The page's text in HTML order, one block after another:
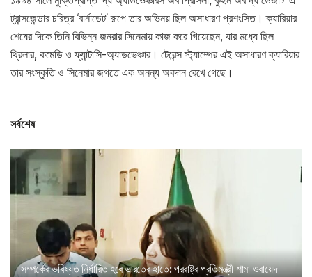
ট্রান্সজেন্ডার চরিত্র ‘বার্নাডেট’ রূপে তার অভিনয় ছিল অসাধারণ প্রশংসিত। ক্যারিয়ার
শেষের দিকে তিনি বিভিন্ন জনরার সিনেমায় কাজ করে গিয়েছেন, যার মধ্যে ছিল
থ্রিলার, কমেডি ও ফ্যান্টাসি-অ্যাডভেঞ্চার। টেরেন্স স্ট্যাম্পের এই অসাধারণ ক্যারিয়ার
তার সংস্কৃতি ও সিনেমার জগতে এক অনন্য অবদান রেখে গেছে।
সর্বশেষ
সম্পর্কের ভবিষ্যত নির্ধারিত হবে ভারতের হাতে: পররাষ্ট্র প্রতিমন্ত্রী শামা ওবায়েদ